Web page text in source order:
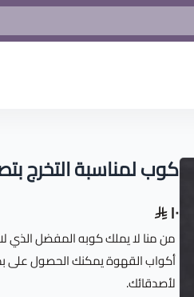
كوب لمناسبة التخرج
١٠
من منا لا يملك كوبه المفضل الذي
أكواب القهوة يمكنك الحصول على
لأصدقائك.